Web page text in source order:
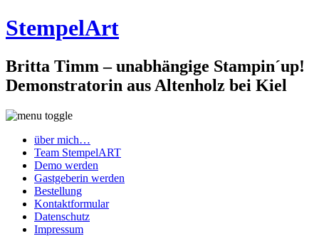
StempelArt
Britta Timm – unabhängige Stampin´up!
Demonstratorin aus Altenholz bei Kiel
über mich…
Team StempelART
Demo werden
Gastgeberin werden
Bestellung
Kontaktformular
Datenschutz
Impressum